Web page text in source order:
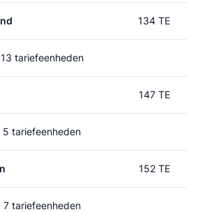
134 TE
13 tariefeenheden
147 TE
5 tariefeenheden
152 TE
7 tariefeenheden